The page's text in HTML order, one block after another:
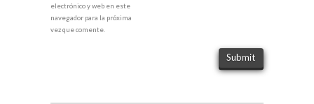
electrónico y web en este
navegador para la próxima
vez que comente.